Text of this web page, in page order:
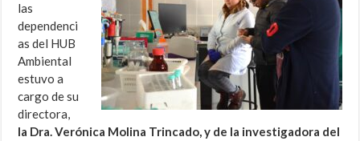
las
dependenci
as del HUB
Ambiental
estuvo a
cargo de su
directora,
la Dra. Verónica Molina Trincado, y de la investigadora del